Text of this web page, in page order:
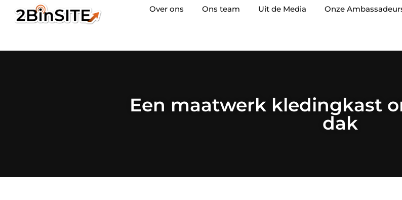
Over ons Ons team Uit de Media Onze
Een maatwerk kledingkast
dak